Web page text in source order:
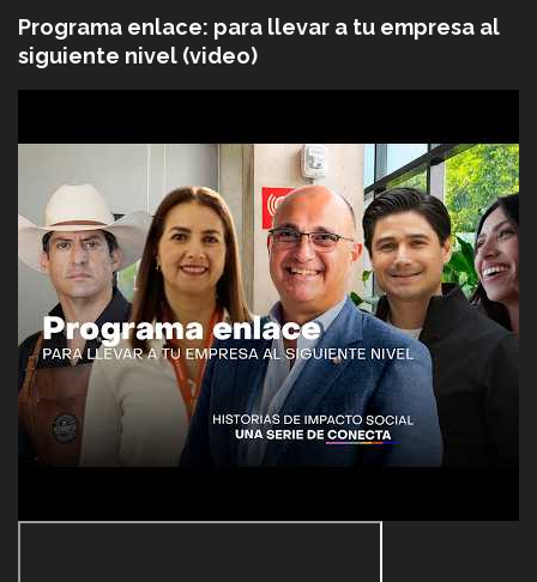
Programa enlace: para llevar a tu empresa al
siguiente nivel (video)